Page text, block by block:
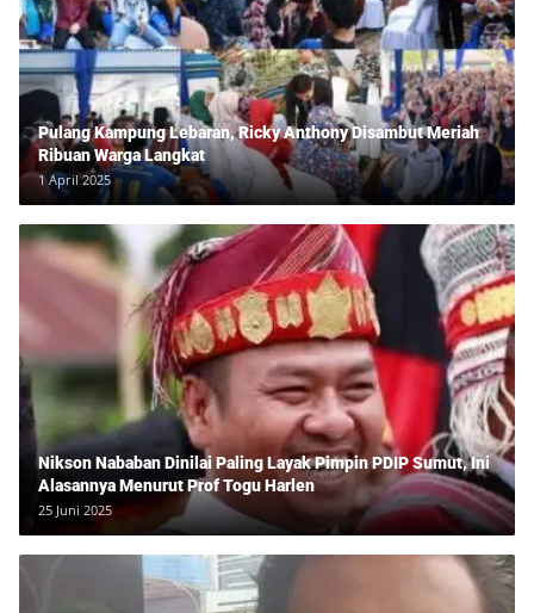
Pulang Kampung Lebaran, Ricky Anthony Disambut Meriah
Ribuan Warga Langkat
1 April 2025
Nikson Nababan Dinilai Paling Layak Pimpin PDIP Sumut, Ini
Alasannya Menurut Prof Togu Harlen
25 Juni 2025